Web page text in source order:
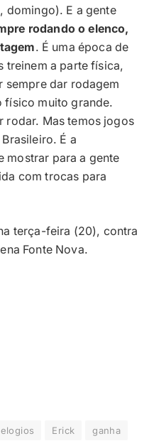
domingo). E a gente
rodando o elenco,
. É uma época de
treinem a parte física,
sempre dar rodagem
físico muito grande.
rodar. Mas temos jogos
É a
mostrar para a gente
com trocas para
terça-feira (20), contra
Fonte Nova.
elogios Erick ganha